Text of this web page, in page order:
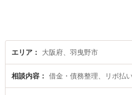
エリア 大阪府、羽曳野市
相談内容 借金・債務整理、リボ払い